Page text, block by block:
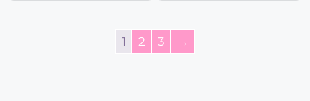
1 2 3 →